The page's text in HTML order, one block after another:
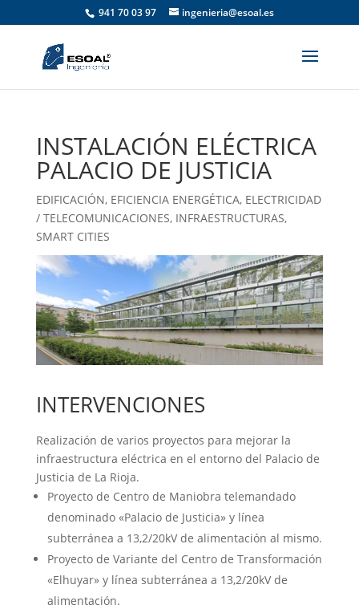
941 70 03 97 ingenieria@esoal.es
INSTALACIÓN ELÉCTRICA
PALACIO DE JUSTICIA
EDIFICACIÓN, EFICIENCIA ENERGÉTICA, ELECTRICIDAD
/ TELECOMUNICACIONES, INFRAESTRUCTURAS,
SMART CITIES
INTERVENCIONES
Realización de varios proyectos para mejorar la
infraestructura eléctrica en el entorno del Palacio de
Justicia de La Rioja.
Proyecto de Centro de Maniobra telemandado
denominado «Palacio de Justicia» y línea
subterránea a 13,2/20kV de alimentación al mismo.
Proyecto de Variante del Centro de Transformación
«Elhuyar» y línea subterránea a 13,2/20kV de
alimentación.